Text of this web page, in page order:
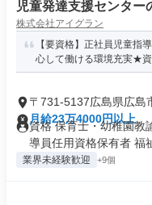
児童発達支援センタ
株式会社アイグラン
【要資格】正社員児童指
心して働ける環境充実★
〒731-5137広島県広島
月給23万4000円以上
資格 保育士・幼稚園教
導員任用資格保有者 福
業界未経験歓迎 +9個